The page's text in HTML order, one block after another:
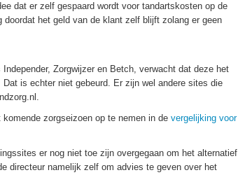
dat er zelf gespaard wordt voor tandartskosten op de
het geld van de klant zelf blijft zolang er geen
Zorgwijzer en Betch, verwacht dat deze het
is echter niet gebeurd. Er zijn wel andere sites die
zorgseizoen op te nemen in de vergelijking voor
er nog niet toe zijn overgegaan om het alternatief
directeur namelijk zelf om advies te geven over het